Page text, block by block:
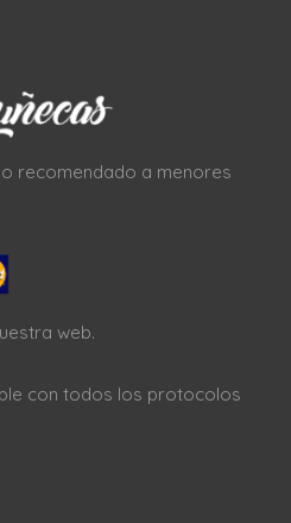
recomendado a menores
web.
con todos los protocolos